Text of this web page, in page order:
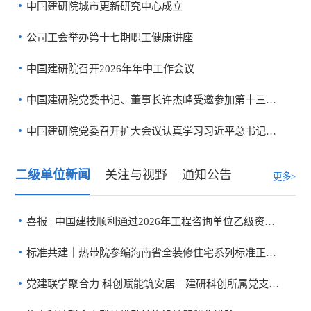
中国建研院城市更新研究中心成立
公司工会举办第十七期职工健康讲座
中国建研院召开2026年年中工作会议
中国建研院党委书记、董事长许杰峰受邀参加第十三届BIM技术国际交...
中国建研院党委召开扩大会议认真学习习近平总书记重要讲话和重要...
二级单位新闻 关注与视野 通知 公告 更多>
喜报 | 中国建技顺利通过2026年工程咨询单位乙级资信评价
标准共建｜热带院参编海南省全装修住宅系列标准正式发布
党建联学聚合力 科创赋能筑安居｜建研科创所属党支部与龙岗区住...